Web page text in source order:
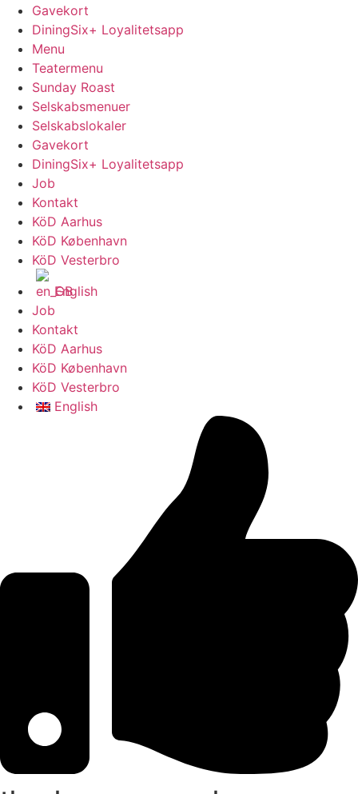
Gavekort
DiningSix+ Loyalitetsapp
Menu
Teatermenu
Sunday Roast
Selskabsmenuer
Selskabslokaler
Gavekort
DiningSix+ Loyalitetsapp
Job
Kontakt
KöD Aarhus
KöD København
KöD Vesterbro
English
Job
Kontakt
KöD Aarhus
KöD København
KöD Vesterbro
English